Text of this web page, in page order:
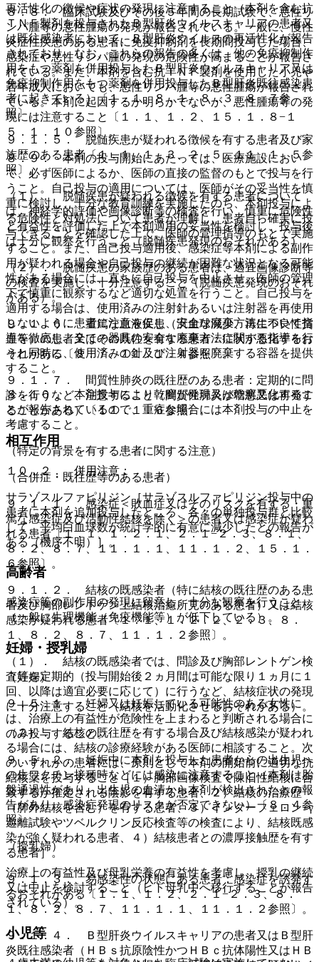
再活性化の徴候や症状の発現に注意すること（本剤を含む抗
ＴＮＦ製剤を投与されたＢ型肝炎ウイルスキャリアの患者又
は既往感染者において、Ｂ型肝炎ウイルスの再活性化が報告
されており、なお、これらの報告の多くは、他の免疫抑制作
用をもつ薬剤を併用投与したＢ型肝炎ウイルスキャリア又は
免疫抑制作用をもつ薬剤を併用投与したＢ型肝炎既往感染患
者に起きている）〔１．１、８．１、８．３、８．７参
照〕。
９．１．５． 脱髄疾患が疑われる徴候を有する患者及び家
族歴のある患者〔１．１、１．３、２．５、１１．１．５参
照〕。
（１）． 脱髄疾患が疑われる徴候を有する患者について
は、神経学的評価や画像診断等の検査を行い、慎重に危険性
と有益性を評価した上で本剤適用の妥当性を検討し、投与後
は十分に観察を行うこと（脱髄疾患発現のおそれがある）。
（２）． 脱髄疾患の家族歴のある患者は、適宜画像診断等
の検査を実施し、十分注意すること（脱髄疾患発現のおそれ
がある）。
９．１．６． 重篤な血液疾患（汎血球減少、再生不良性貧
血等）の患者又はその既往を有する患者：症状が悪化するお
それがある〔８．７、１１．１．４参照〕。
９．１．７． 間質性肺炎の既往歴のある患者：定期的に問
診を行うなど、注意すること（間質性肺炎が増悪又は再発す
ることがある）〔１１．１．６参照〕。
相互作用
１０．２． 併用注意：
サラゾスルファピリジン［サラゾスルファピリジン投与中の
患者に本剤を追加投与したところ、各々の単独投与群と比較
して、平均白血球数が統計学的に有意に減少したとの報告が
ある（機序不明）］。
高齢者
感染症等の副作用の発現に留意し、十分な観察を行うこと
（一般に生理機能（免疫機能等）が低下している）。
妊婦・授乳婦
（妊婦）
９．５．１． 妊婦又は妊娠している可能性のある女性に
は、治療上の有益性が危険性を上まわると判断される場合に
のみ投与すること。
９．５．２． 妊娠中に本剤を投与した患者からの出生児へ
の生ワクチン接種時などには感染に注意すること（本剤は胎
盤通過性があり、出生児の血清から本剤が検出されたとの報
告があり、感染症発現のリスクが否定できない）〔８．４参
照〕。
（授乳婦）
治療上の有益性及び母乳栄養の有益性を考慮し、授乳の継続
又は中止を検討すること（ヒト母乳中へ移行することが報告
されている）。
小児等
８．８． 臨床試験及びその後５年間の長期試験で、悪性リ
ンパ腫等の悪性腫瘍の発現が報告されている。一般に、慢性
炎症性疾患のある患者に免疫抑制剤を長期間投与した場合、
感染症や悪性リンパ腫の発現の危険性が高まることが報告さ
れている。また、本剤を含む抗ＴＮＦ製剤を使用した小児や
若年成人においても、悪性リンパ腫等の悪性腫瘍が報告され
ている。本剤に起因するか明らかでないが、悪性腫瘍等の発
現には注意すること〔１．１、１．２、１５．１．８−１
５．１．１０参照〕。
８．９． 本剤の投与開始にあたっては、医療施設におい
て、必ず医師によるか、医師の直接の監督のもとで投与を行
うこと。自己投与の適用については、医師がその妥当性を慎
重に検討し、十分な教育訓練を実施したのち、本剤投与によ
る危険性と対処法について患者が理解し、患者自ら確実に投
与できることを確認した上で、医師の管理指導のもとで実施
すること。また、自己投与適用後、感染症等本剤による副作
用が疑われる場合や自己投与の継続が困難な状況となる可能
性がある場合には、直ちに自己投与を中止させ、医師の管理
下で慎重に観察するなど適切な処置を行うこと。自己投与を
適用する場合は、使用済みの注射針あるいは注射器を再使用
しないように患者に注意を促し、安全な廃棄方法について指
導を徹底し、全ての器具の安全な廃棄方法に関する指導を行
うと同時に、使用済みの針及び注射器を廃棄する容器を提供
すること。
８．１０． 本剤投与により乾癬が発現又は乾癬悪化するこ
とが報告されているので、重症な場合には本剤投与の中止を
考慮すること。
（特定の背景を有する患者に関する注意）
（合併症・既往歴等のある患者）
９．１．１． 感染症＜敗血症又はそのリスクを有する・重
篤な感染症及び活動性結核を除く＞の患者又は感染症が疑わ
れる患者〔１．１、１．２．１、２．１−２．３、８．１、
８．２、８．７、１１．１．１、１１．１．２、１５．１．
６参照〕。
９．１．２． 結核の既感染者（特に結核の既往歴のある患
者及び胸部レントゲン上結核治癒所見のある患者）又は結核
感染が疑われる患者〔１．１、１．２．２、２．３、８．
１、８．２、８．７、１１．１．２参照〕。
（１）． 結核の既感染者では、問診及び胸部レントゲン検
査等を定期的（投与開始後２ヵ月間は可能な限り１ヵ月に１
回、以降は適宜必要に応じて）に行うなど、結核症状の発現
に十分注意すること（結核を活動化させるおそれがある）。
（２）． 結核の既往歴を有する場合及び結核感染が疑われ
る場合には、結核の診療経験がある医師に相談すること。次
のいずれかの患者には、原則として本剤の開始前に適切な抗
結核薬を投与すること［１）胸部画像検査で陳旧性結核に合
致するか推定される陰影を有する患者、２）結核の治療歴
（肺外結核を含む）を有する患者、３）インターフェロン−γ
遊離試験やツベルクリン反応検査等の検査により、結核既感
染が強く疑われる患者、４）結核患者との濃厚接触歴を有す
る患者］。
９．１．３． 易感染性の状態にある患者：感染症を誘発す
るおそれがある〔１．１、１．２、２．１−２．３、８．
１、８．２、８．７、１１．１．１、１１．１．２参照〕。
９．１．４． Ｂ型肝炎ウイルスキャリアの患者又はＢ型肝
炎既往感染者（ＨＢｓ抗原陰性かつＨＢｃ抗体陽性又はＨＢ